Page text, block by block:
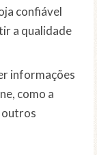
confiável
a qualidade
informações
como a
outros